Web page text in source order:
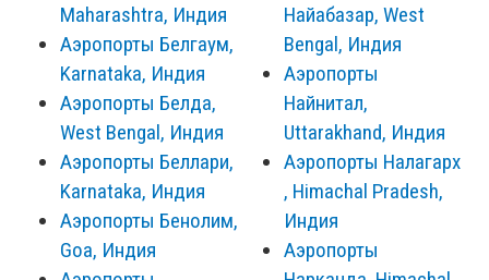
Maharashtra, Индия
Аэропорты Белгаум,
Karnataka, Индия
Аэропорты Белда,
West Bengal, Индия
Аэропорты Беллари,
Karnataka, Индия
Аэропорты Бенолим,
Goa, Индия
Найабазар, West
Bengal, Индия
Аэропорты
Найнитал,
Uttarakhand, Индия
Аэропорты Налагарх
, Himachal Pradesh,
Индия
Аэропорты